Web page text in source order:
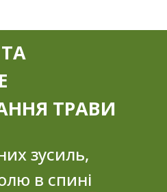
ТРАВИ
зусиль,
в спині